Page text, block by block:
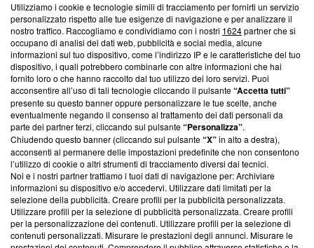
Questa sezione offre informazioni trasparenti su Blasting
News, sui nostri processi editoriali e su come ci impegniamo a
creare news di qualità. Inoltre, afferma la nostra aderenza a
‘Trust Project - News with Integrity’Blasting News non è
ancora membro del programma, ma ha richiesto di farne
parte; Trust Project non ha ancora effettuato una verifica di
conformità agli standard.
Su di noi
Team editoriale
Corporate
Redazione
Informativa Privacy
Utilizziamo i cookie e tecnologie simili di tracciamento per fornirti un servizio
personalizzato rispetto alle tue esigenze di navigazione e per analizzare il
nostro traffico. Raccogliamo e condividiamo con i nostri 1624partner che si
occupano di analisi dei dati web, pubblicità e social media, alcune
informazioni sul tuo dispositivo, come l’indirizzo IP e le caratteristiche del tuo
dispositivo, i quali potrebbero combinarle con altre informazioni che hai
fornito loro o che hanno raccolto dal tuo utilizzo dei loro servizi. Puoi
acconsentire all’uso di tali tecnologie cliccando il pulsante“Accetta tutti”
presente su questo banner oppure personalizzare le tue scelte, anche
eventualmente negando il consenso al trattamento dei dati personali da
parte dei partner terzi, cliccando sul pulsante“Personalizza”.
Chiudendo questo banner (cliccando sul pulsante“X”in alto a destra),
acconsenti al permanere delle impostazioni predefinite che non consentono
l’utilizzo di cookie o altri strumenti di tracciamento diversi dai tecnici.
Noi e i nostri partner trattiamo i tuoi dati di navigazione per: Archiviare
informazioni su dispositivo e/o accedervi. Utilizzare dati limitati per la
selezione della pubblicità. Creare profili per la pubblicità personalizzata.
Utilizzare profili per la selezione di pubblicità personalizzata. Creare profili
per la personalizzazione dei contenuti. Utilizzare profili per la selezione di
contenuti personalizzati. Misurare le prestazioni degli annunci. Misurare le